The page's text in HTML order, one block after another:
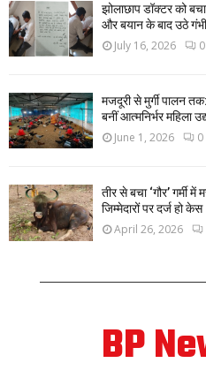
झोलाछाप डॉक्टर को
और बयान के बाद उठे
July 16, 2026 0
मजदूरी से मुर्गी पालन
बनीं आत्मनिर्भर महिला
June 1, 2026 0
तीर से बचा ‘गौर’ गर्मी
जिम्मेदारों पर दर्ज हो केस
April 26, 2026
BP